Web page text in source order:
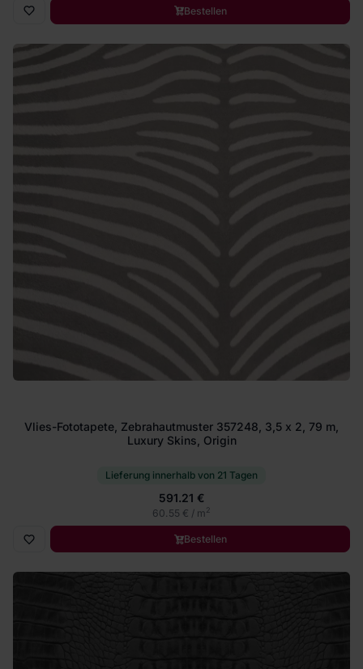
Bestellen
Vlies-Fototapete, Zebrahautmuster 357248, 3,5 x 2, 79 m,
Luxury Skins, Origin
Lieferung innerhalb von 21 Tagen
591.21 €
60.55 € / m2
Bestellen